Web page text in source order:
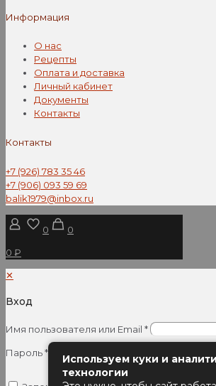
Информация
О нас
Рецепты
Оплата и доставка
Личный кабинет
Документы
Контакты
Контакты
+7 (926) 783 35 46
+7 (906) 093 59 69
balik1979@inbox.ru
0
0
0 ₽
✕
Вход
Имя пользователя или Email *
Пароль*
Используем куки и
технологии